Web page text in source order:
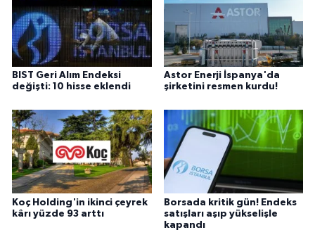
BIST Geri Alım Endeksi
değişti: 10 hisse eklendi
Astor Enerji İspanya'da
şirketini resmen kurdu!
Koç Holding'in ikinci çeyrek
kârı yüzde 93 arttı
Borsada kritik gün! Endeks
satışları aşıp yükselişle
kapandı